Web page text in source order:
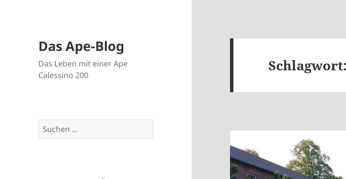
Das Ape-Blog
Das Leben mit einer Ape
Calessino 200
Suche
nach: